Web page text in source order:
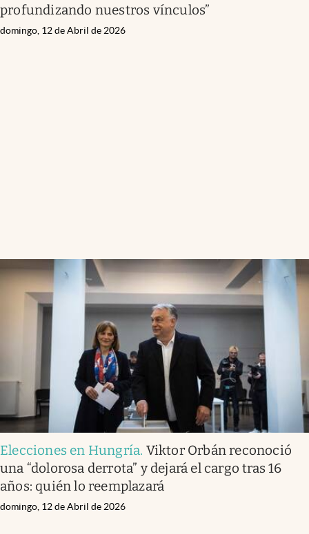
profundizando nuestros vínculos”
domingo, 12 de Abril de 2026
Elecciones en Hungría. Viktor Orbán reconoció
una “dolorosa derrota” y dejará el cargo tras 16
años: quién lo reemplazará
domingo, 12 de Abril de 2026